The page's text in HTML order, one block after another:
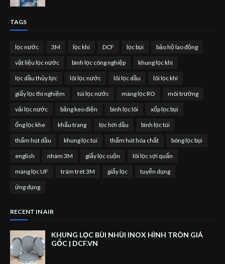
TAGS
lọc nước 3M lọc khí DCF lọc bụi bảo hộ lao động
vật liệu lọc nước bình lọc công nghiệp khung lọc khí
lọc dầu thủy lực lõi lọc nước lõi lọc dầu lõi lọc khí
giấy lọc thí nghiệm túi lọc nước màng lọc RO môi trường
vải lọc nước băng keo điện bình lọc lõi xốp lọc bụi
ống lọc khe khẩu trang lọc hơi dầu bình lọc túi
thấm hút dầu khung lọc túi thấm hút hóa chất bông lọc bụi
english nhám 3M giấy lọc cuộn lõi lọc sợi quấn
màng lọc UF trám trét 3M giấy lọc tuyển dụng
ứng dụng
RECENT IN AIR
KHUNG LỌC BÙI NHÙI INOX HÌNH TRÒN GIÁ
GỐC | DCF.VN